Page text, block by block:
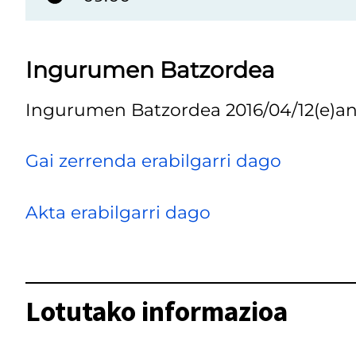
Ingurumen Batzordea
Ingurumen Batzordea 2016/04/
Gai zerrenda erabilgarri dago
Akta erabilgarri dago
Lotutako informazioa